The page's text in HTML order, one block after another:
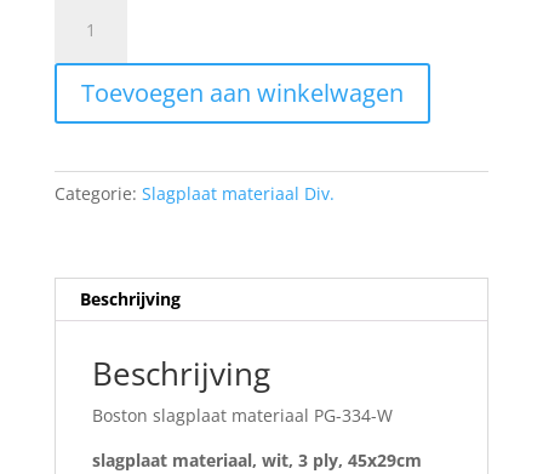
slagplaat
materiaal
334-
aantal
Toevoegen aan winkelwagen
Categorie: Slagplaat materiaal Div.
Beschrijving
Beschrijving
Boston slagplaat materiaal PG-334-W
slagplaat materiaal, wit, 3 ply, 45x29cm